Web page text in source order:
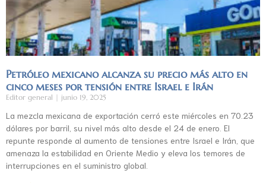
Petróleo mexicano alcanza su precio más alto en
cinco meses por tensión entre Israel e Irán
Editor general junio 19, 2025
La mezcla mexicana de exportación cerró este miércoles en 70.23
dólares por barril, su nivel más alto desde el 24 de enero. El
repunte responde al aumento de tensiones entre Israel e Irán, que
amenaza la estabilidad en Oriente Medio y eleva los temores de
interrupciones en el suministro global.